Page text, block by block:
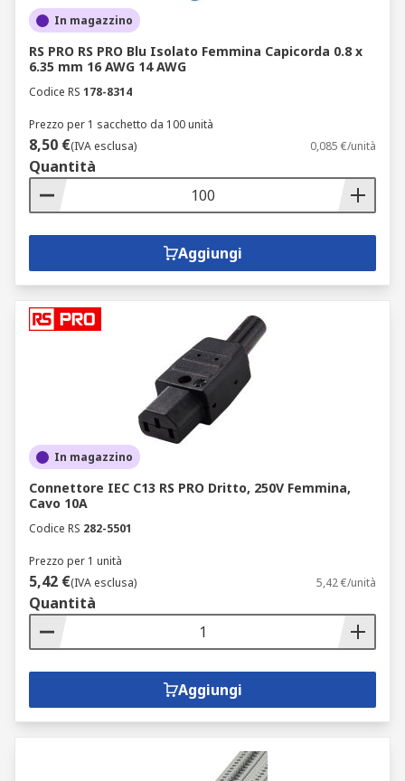
In magazzino
RS PRO RS PRO Blu Isolato Femmina Capicorda 0.8 x
6.35 mm 16 AWG 14 AWG
Codice RS 178-8314
Prezzo per 1 sacchetto da 100 unità
8,50 €(IVA esclusa) 0,085 €/unità
Quantità
Aggiungi
In magazzino
Connettore IEC C13 RS PRO Dritto, 250V Femmina,
Cavo 10A
Codice RS 282-5501
Prezzo per 1 unità
5,42 €(IVA esclusa) 5,42 €/unità
Quantità
Aggiungi